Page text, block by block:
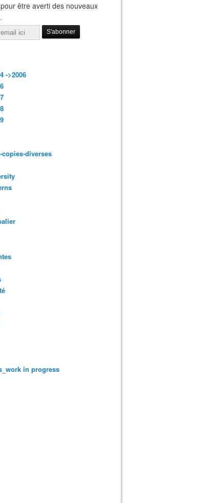
être averti des nouveaux
->2006
copies-diverses
in progress